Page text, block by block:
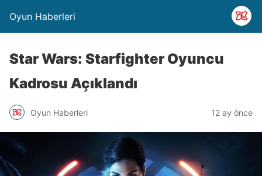
Oyun Haberleri
Star Wars: Starfighter Oyuncu
Kadrosu Açıklandı
Oyun Haberleri 12 ay önce